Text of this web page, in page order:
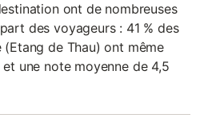
ont de nombreuses
des voyageurs : 41 % des
de Thau) ont même
une note moyenne de 4,5